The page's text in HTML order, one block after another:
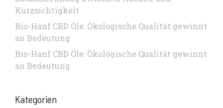
Kurzsichtigkeit
Bio-Hanf CBD Öle: Ökologische Qualität gewinnt
an Bedeutung
Bio-Hanf CBD Öle: Ökologische Qualität gewinnt
an Bedeutung
Kategorien